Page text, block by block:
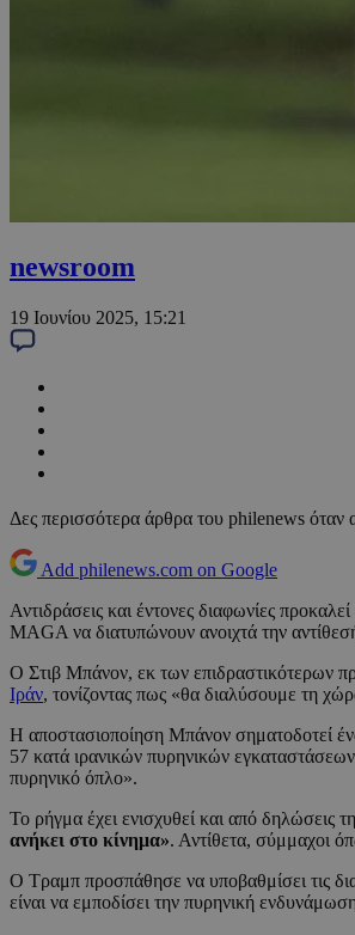
newsroom
19 Ιουνίου 2025, 15:21
Δες περισσότερα άρθρα του philenews όταν
Add philenews.com on Google
Αντιδράσεις και έντονες διαφωνίες
MAGA να διατυπώνουν ανοιχτά την
Ο Στιβ Μπάνον, εκ των επιδραστικότερων
Ιράν, τονίζοντας πως «θα διαλύσουμε τη
Η αποστασιοποίηση Μπάνον σηματοδοτεί
57 κατά ιρανικών πυρηνικών
πυρηνικό όπλο».
Το ρήγμα έχει ενισχυθεί και από δηλώσεις
ανήκει στο κίνημα». Αντίθετα, σύμμαχοι
Ο Τραμπ προσπάθησε να υποβαθμίσει τις
είναι να εμποδίσει την πυρηνική